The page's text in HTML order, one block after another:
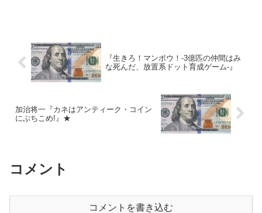
『生きろ！マンボウ！-3億匹の仲間はみ
な死んだ、放置系ドット育成ゲーム-』
加治将一『カネはアンティーク・コイン
にぶちこめ!』★
コメント
コメントを書き込む